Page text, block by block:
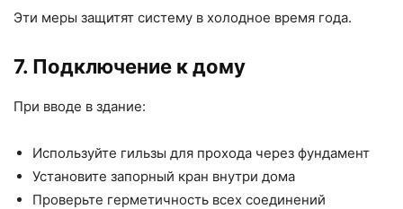
Эти меры защитят систему в холодное время года.
7. Подключение к дому
При вводе в здание:
Используйте гильзы для прохода через фундамент
Установите запорный кран внутри дома
Проверьте герметичность всех соединений